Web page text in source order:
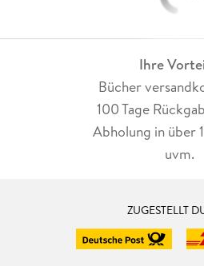
Ihre
Bücher
100 Tage
Abholung in über
uvm.
ZUGESTELLT